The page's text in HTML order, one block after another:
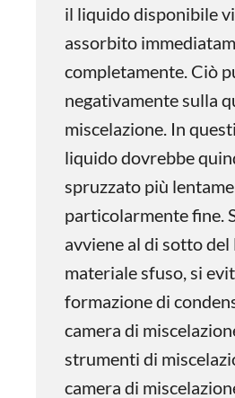
il liquido disponibile
assorbito
completamente. Ciò
negativamente sulla
miscelazione. In
liquido dovrebbe
spruzzato più
particolarmente fine.
avviene al di sotto
materiale sfuso, si
formazione di
camera di
strumenti di
camera di